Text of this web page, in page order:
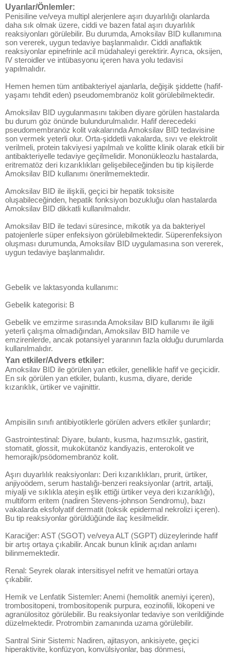
Uyarılar/Önlemler:
Penisiline ve/veya multipl alerjenlere aşırı duyarlılığı olanlarda
daha sık olmak üzere, ciddi ve bazen fatal aşırı duyarlılık
reaksiyonları görülebilir. Bu durumda, Amoksilav BID kullanımına
son vererek, uygun tedaviye başlanmalıdır. Ciddi anaflaktik
reaksiyonlar epinefrinle acil müdahaleyi gerektirir. Ayrıca, oksijen,
IV steroidler ve intübasyonu içeren hava yolu tedavisi
yapılmalıdır.
Hemen hemen tüm antibakteriyel ajanlarla, değişik şiddette (hafif-
yaşamı tehdit eden) pseudomembranöz kolit görülebilmektedir.
Amoksilav BID uygulanmasını takiben diyare görülen hastalarda
bu durum göz önünde bulundurulmalıdır. Hafif derecedeki
pseudomembranöz kolit vakalarında Amoksilav BID tedavisine
son vermek yeterli olur. Orta-şiddetli vakalarda, sıvı ve elektrolit
verilmeli, protein takviyesi yapılmalı ve kolitte klinik olarak etkili bir
antibakteriyelle tedaviye geçilmelidir. Mononükleozlu hastalarda,
eritrematöz deri kızarıklıkları gelişebileceğinden bu tip kişilerde
Amoksilav BID kullanımı önerilmemektedir.
Amoksilav BID ile ilişkili, geçici bir hepatik toksisite
oluşabileceğinden, hepatik fonksiyon bozukluğu olan hastalarda
Amoksilav BID dikkatli kullanılmalıdır.
Amoksilav BID ile tedavi süresince, mikotik ya da bakteriyel
patojenlerle süper enfeksiyon görülebilmektedir. Süperenfeksiyon
oluşması durumunda, Amoksilav BID uygulamasına son vererek,
uygun tedaviye başlanmalıdır.
Gebelik ve laktasyonda kullanımı:
Gebelik kategorisi: B
Gebelik ve emzirme sırasında Amoksilav BID kullanımı ile ilgili
yeterli çalışma olmadığından, Amoksilav BID hamile ve
emzirenlerde, ancak potansiyel yararının fazla olduğu durumlarda
kullanılmalıdır.
Yan etkiler/Advers etkiler:
Amoksilav BID ile görülen yan etkiler, genellikle hafif ve geçicidir.
En sık görülen yan etkiler, bulantı, kusma, diyare, deride
kızarıklık, ürtiker ve vajinittir.
Ampisilin sınıfı antibiyotiklerle görülen advers etkiler şunlardır;
Gastrointestinal: Diyare, bulantı, kusma, hazımsızlık, gastirit,
stomatit, glossit, mukokütanöz kandiyazis, enterokolit ve
hemorajik/psödomembranöz kolit.
Aşırı duyarlılık reaksiyonları: Deri kızarıklıkları, prurit, ürtiker,
anjiyoödem, serum hastalığı-benzeri reaksiyonlar (artrit, artalji,
miyalji ve sıklıkla ateşin eşlik ettiği ürtiker veya deri kızarıklığı),
multiform eritem (nadiren Stevens-johnson Sendromu), bazı
vakalarda eksfolyatif dermatit (toksik epidermal nekrolizi içeren).
Bu tip reaksiyonlar görüldüğünde ilaç kesilmelidir.
Karaciğer: AST (SGOT) ve/veya ALT (SGPT) düzeylerinde hafif
bir artış ortaya çıkabilir. Ancak bunun klinik açıdan anlamı
bilinmemektedir.
Renal: Seyrek olarak intersitisyel nefrit ve hematüri ortaya
çıkabilir.
Hemik ve Lenfatik Sistemler: Anemi (hemolitik anemiyi içeren),
trombositopeni, trombositopenik purpura, eozinofili, lökopeni ve
agranülositoz görülebilir. Bu reaksiyonlar tedaviye son verildiğinde
düzelmektedir. Protrombin zamanında uzama görülebilir.
Santral Sinir Sistemi: Nadiren, ajitasyon, ankisiyete, geçici
hiperaktivite, konfüzyon, konvülsiyonlar, baş dönmesi,